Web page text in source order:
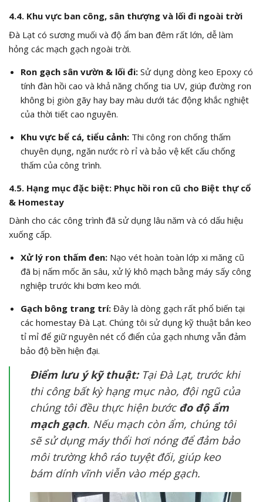
4.4. Khu vực ban công, sân thượng và lối đi ngoài trời
Đà Lạt có sương muối và độ ẩm ban đêm rất lớn, dễ làm
hỏng các mạch gạch ngoài trời.
Ron gạch sân vườn & lối đi:Sử dụng dòng keo Epoxy có
tính đàn hồi cao và khả năng chống tia UV, giúp đường ron
không bị giòn gãy hay bay màu dưới tác động khắc nghiệt
của thời tiết cao nguyên.
Khu vực bể cá, tiểu cảnh:Thi công ron chống thấm
chuyên dụng, ngăn nước rò rỉ và bảo vệ kết cấu chống
thấm của công trình.
4.5. Hạng mục đặc biệt: Phục hồi ron cũ cho Biệt thự cổ
& Homestay
Dành cho các công trình đã sử dụng lâu năm và có dấu hiệu
xuống cấp.
Xử lý ron thấm đen:Nạo vét hoàn toàn lớp xi măng cũ
đã bị nấm mốc ăn sâu, xử lý khô mạch bằng máy sấy công
nghiệp trước khi bơm keo mới.
Gạch bông trang trí:Đây là dòng gạch rất phổ biến tại
các homestay Đà Lạt. Chúng tôi sử dụng kỹ thuật bắn keo
tỉ mỉ để giữ nguyên nét cổ điển của gạch nhưng vẫn đảm
bảo độ bền hiện đại.
Điểm lưu ý kỹ thuật:Tại Đà Lạt, trước khi
thi công bất kỳ hạng mục nào, đội ngũ của
chúng tôi đều thực hiện bước đo độ ẩm
mạch gạch. Nếu mạch còn ẩm, chúng tôi
sẽ sử dụng máy thổi hơi nóng để đảm bảo
môi trường khô ráo tuyệt đối, giúp keo
bám dính vĩnh viễn vào mép gạch.